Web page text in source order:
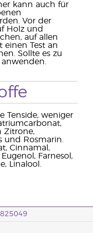
kann auch für
Vor der
Holz und
auf allen
einen Test an
Sollte es zu
Tenside, weniger
Zitrone,
und Rosmarin.
Cinnamal,
Farnesol,
Linalool.
825049